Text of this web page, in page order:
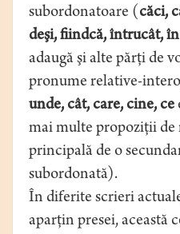
subordonatoare (căci,
deşi, fiindcă, întrucât,
adaugă şi alte părţi de
pronume relative-
unde, cât, care, cine, ce
mai multe propoziţii
principală de o
subordonată).
În diferite scrieri
aparţin presei, această